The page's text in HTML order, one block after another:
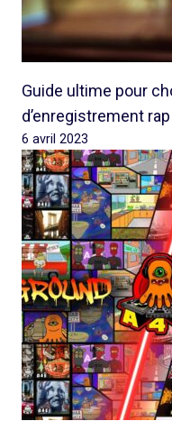
Guide ultime pour
d’enregistrement rap
6 avril 2023